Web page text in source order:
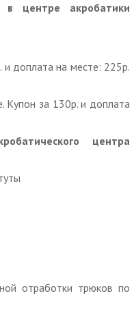
центре акробатики
доплата на месте: 225р.
Купон за 130р. и доплата
центра
отработки трюков по